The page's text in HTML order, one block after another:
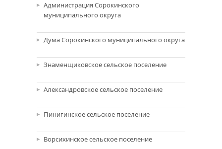
Администрация Сорокинского
муниципального округа
Дума Сорокинского муниципального округа
Знаменщиковское сельское поселение
Александровское сельское поселение
Пинигинское сельское поселение
Ворсихинское сельское поселение